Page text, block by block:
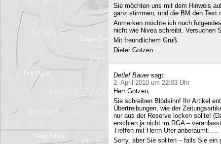
Sie möchten uns mit dem Hinweis
ganz stimmen, und die BM den Text
Anmerken möchte ich noch
nicht wie Nivea schreibt. Versuchen
Mit freundlichem Gruß
Dieter Gotzen
Detlef Bauer sagt:
2. April 2010 um 22:03 Uhr
Herr Gotzen,
Sie schreiben Blödsinn! Ihr Artikel
Übertreibungen, wie der
nur aus der Reserve locken sollte!
erschien ja nicht im RGA –
Treffen mit Herrn Ufer anberaumt…..
Sorry, aber Sie sollten – falls Sie ein